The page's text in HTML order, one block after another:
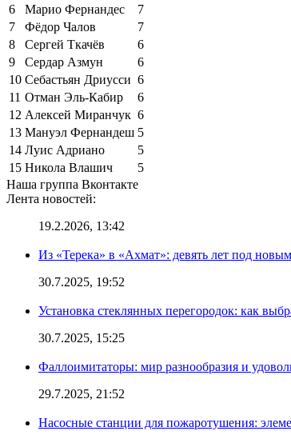
6
Марио Фернандес
7
7
Фёдор Чалов
7
8
Сергей Ткачёв
6
9
Сердар Азмун
6
10 Себастьян Дриусси 6
11 Отман Эль-Кабир
6
12 Алексей Миранчук 6
13 Мануэл Фернандеш 5
14 Луис Адриано
5
15 Никола Влашич
5
Наша группа Вконтакте
Лента новостей:
19.2.2026, 13:42
Из «Терека» в «Ахмат»: девять лет под
30.7.2025, 19:52
Установка стеклянных перегородок: как
30.7.2025, 15:25
Фаллоимитаторы: мир разнообразия и
29.7.2025, 21:52
Насосные станции для пожаротушения: